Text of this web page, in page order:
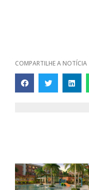
COMPARTILHE A NOTÍCIA